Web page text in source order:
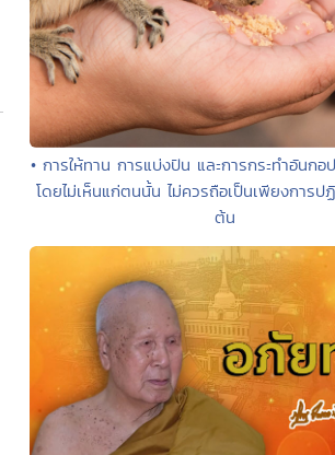
• การให้ทาน การแบ่งปัน และการกระทำอันกอ
โดยไม่เห็นแก่ตนนั้น ไม่ควรถือเป็นเพียงการ
ต้น